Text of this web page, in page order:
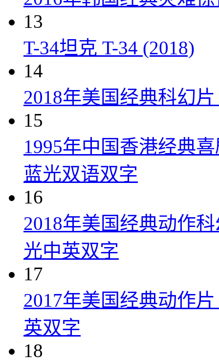
13
T-34坦克 T-34 (2018)
14
2018年美国经典科幻
15
1995年中国香港经典
蓝光双语双字
16
2018年美国经典动作
光中英双字
17
2017年美国经典动作
英双字
18